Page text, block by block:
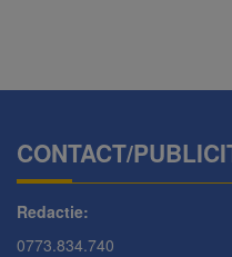
CONTACT/
Redactie:
0773.834.740